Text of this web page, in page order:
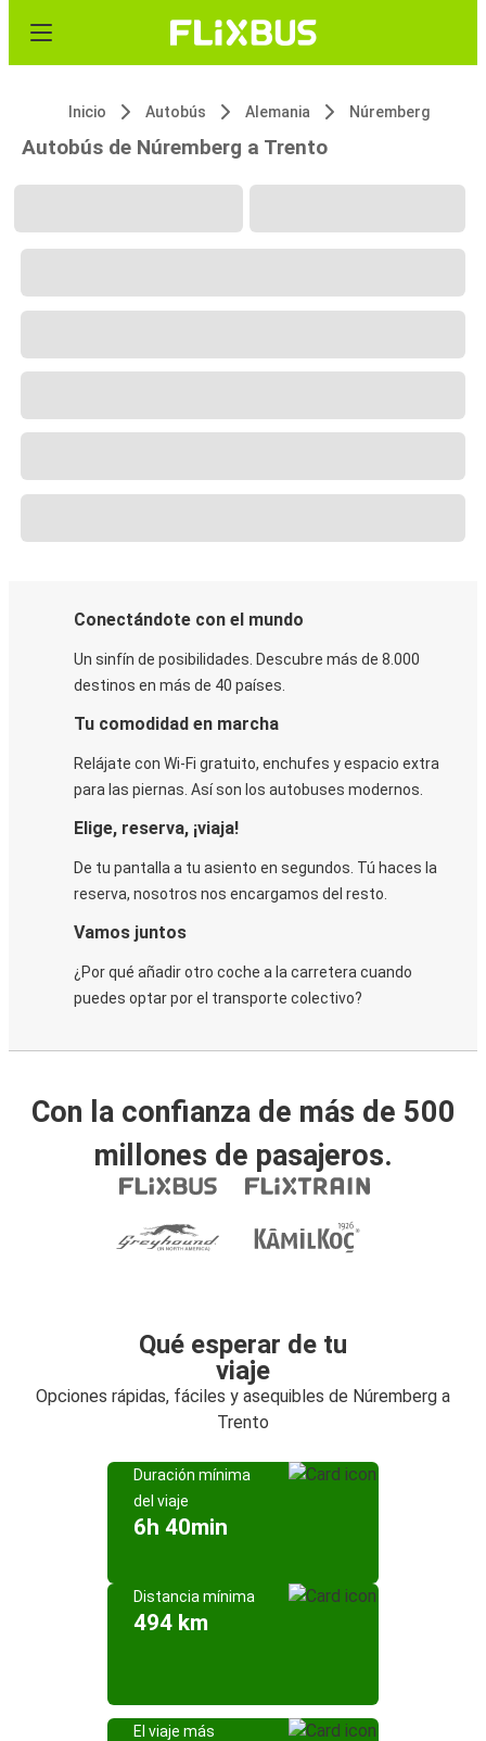
Inicio Autobús Alemania Núremberg
Autobús de Núremberg a Trento
Conectándote con el mundo
Un sinfín de posibilidades. Descubre más de 8.000
destinos en más de 40 países.
Tu comodidad en marcha
Relájate con Wi-Fi gratuito, enchufes y espacio extra
para las piernas. Así son los autobuses modernos.
Elige, reserva, ¡viaja!
De tu pantalla a tu asiento en segundos. Tú haces la
reserva, nosotros nos encargamos del resto.
Vamos juntos
¿Por qué añadir otro coche a la carretera cuando
puedes optar por el transporte colectivo?
Con la confianza de más de 500
millones de pasajeros.
Qué esperar de tu
viaje
Opciones rápidas, fáciles y asequibles de Núremberg a
Trento
Duración mínima
del viaje
6h 40min
Distancia mínima
494 km
El viaje más